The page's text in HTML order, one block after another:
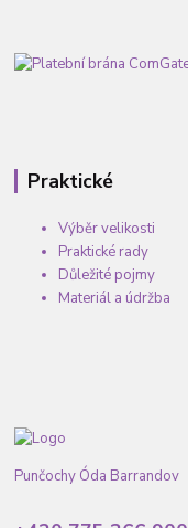
Praktické
Výběr velikosti
Praktické rady
Důležité pojmy
Materiál a údržba
Punčochy Óda Barrandov